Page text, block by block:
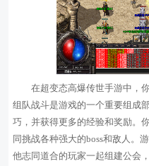
在超变态高爆传世手游中，
组队战斗是游戏的一个重要组成
巧，并获得更多的经验和奖励。
同挑战各种强大的boss和敌人。
他志同道合的玩家一起组建公会